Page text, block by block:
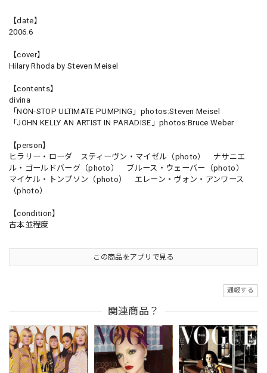
【date】
2006.6
【cover】
Hilary Rhoda by Steven Meisel
【contents】
divina
「NON-STOP ULTIMATE PUMPING」photos:Steven Meisel
「JOHN KELLY AN ARTIST IN PARADISE」photos:Bruce Weber
【person】
ヒラリー・ローダ スティーヴン・マイゼル（photo） ナサニエ
ル・ゴールドバーグ（photo） ブルース・ウェーバー（photo）
マイケル・トンプソン（photo） エレーン・ヴォン・アンワース
（photo）
【condition】
古本並程度
この商品をアプリで見る
通報する
関連商品？